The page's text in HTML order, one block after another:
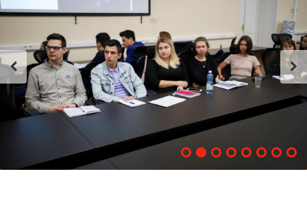
Приемная
комиссия
+7 (831) 262-26-20